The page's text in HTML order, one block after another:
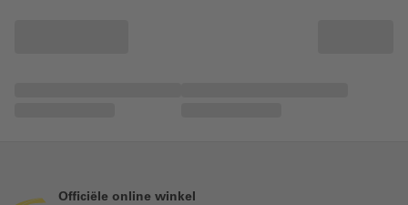
Officiële online winkel